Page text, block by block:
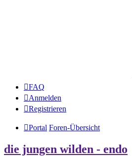
FAQ
Anmelden
Registrieren
Portal Foren-Übersicht
die jungen wilden - endo